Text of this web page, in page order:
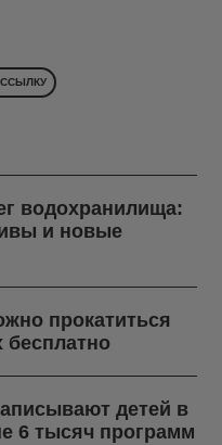
водохранилища:
и новые
прокатиться
бесплатно
детей в
6 тысяч программ